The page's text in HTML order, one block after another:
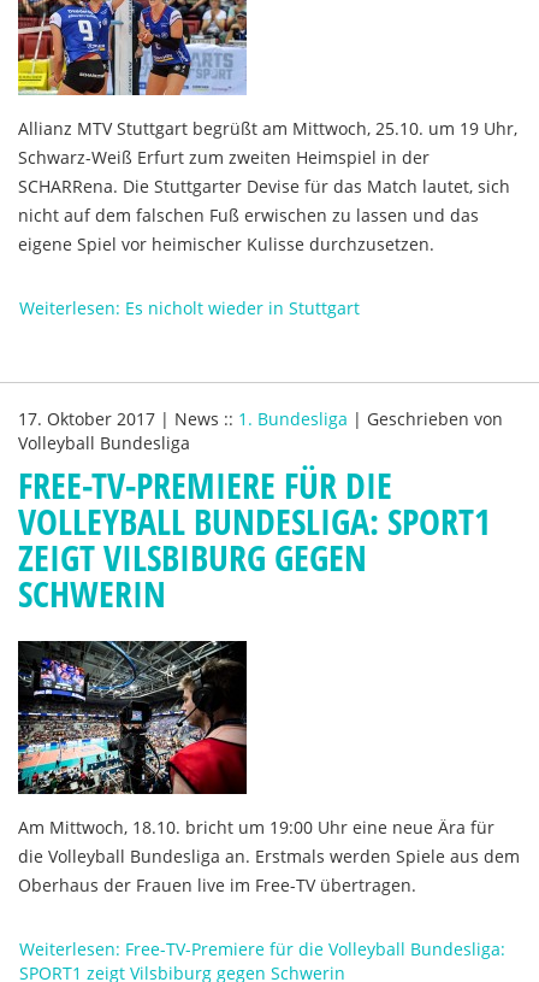
Allianz MTV Stuttgart begrüßt am Mittwoch, 25.10. um 19 Uhr,
Schwarz-Weiß Erfurt zum zweiten Heimspiel in der
SCHARRena. Die Stuttgarter Devise für das Match lautet, sich
nicht auf dem falschen Fuß erwischen zu lassen und das
eigene Spiel vor heimischer Kulisse durchzusetzen.
Weiterlesen: Es nicholt wieder in Stuttgart
17. Oktober 2017 | News :: 1. Bundesliga | Geschrieben von
Volleyball Bundesliga
FREE-TV-PREMIERE FÜR DIE
VOLLEYBALL BUNDESLIGA: SPORT1
ZEIGT VILSBIBURG GEGEN
SCHWERIN
Am Mittwoch, 18.10. bricht um 19:00 Uhr eine neue Ära für
die Volleyball Bundesliga an. Erstmals werden Spiele aus dem
Oberhaus der Frauen live im Free-TV übertragen.
Weiterlesen: Free-TV-Premiere für die Volleyball Bundesliga:
SPORT1 zeigt Vilsbiburg gegen Schwerin